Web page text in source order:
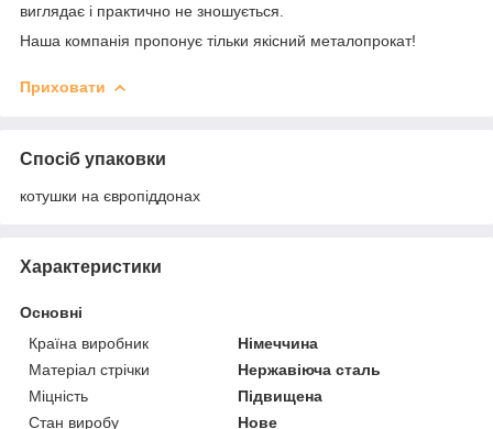
виглядає і практично не зношується.
Наша компанія пропонує тільки якісний металопрокат!
Приховати
Спосіб упаковки
котушки на європіддонах
Характеристики
Основні
Країна виробник
Німеччина
Матеріал стрічки
Нержавіюча сталь
Міцність
Підвищена
Стан виробу
Нове